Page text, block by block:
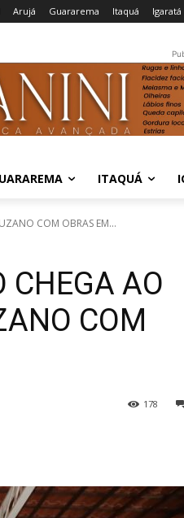
Arujá Guararema Itaquá Igaratá
ITAQUÁ
COM OBRAS EM...
CHEGA AO
COM
178